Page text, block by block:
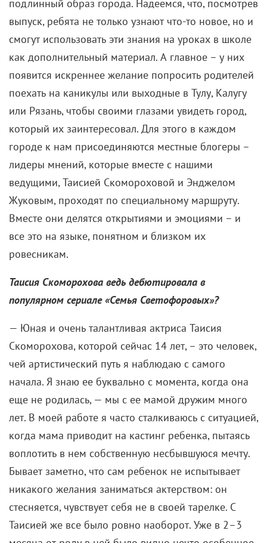
подлинный образ города. Надеемся, что, посмотрев
выпуск, ребята не только узнают что-то новое, но и
смогут использовать эти знания на уроках в школе
как дополнительный материал. А главное – у них
появится искреннее желание попросить родителей
поехать на каникулы или выходные в Тулу, Калугу
или Рязань, чтобы своими глазами увидеть город,
который их заинтересовал. Для этого в каждом
городе к нам присоединяются местные блогеры –
лидеры мнений, которые вместе с нашими
ведущими, Таисией Скомороховой и Энджелом
Жуковым, проходят по специальному маршруту.
Вместе они делятся открытиями и эмоциями – и
все это на языке, понятном и близком их
ровесникам.
Таисия Скоморохова ведь дебютировала в
популярном сериале «Семья Светофоровых»?
— Юная и очень талантливая актриса Таисия
Скоморохова, которой сейчас 14 лет, – это человек,
чей артистический путь я наблюдаю с самого
начала. Я знаю ее буквально с момента, когда она
еще не родилась, — мы с ее мамой дружим много
лет. В моей работе я часто сталкиваюсь с ситуацией,
когда мама приводит на кастинг ребенка, пытаясь
воплотить в нем собственную несбывшуюся мечту.
Бывает заметно, что сам ребенок не испытывает
никакого желания заниматься актерством: он
стесняется, чувствует себя не в своей тарелке. С
Таисией же все было ровно наоборот. Уже в 2–3